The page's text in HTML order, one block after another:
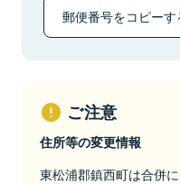
郵便番号をコピーす
ご注意
住所等の変更情報
東松浦郡鎮西町は合併